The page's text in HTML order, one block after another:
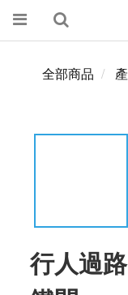
全部商品
行人過